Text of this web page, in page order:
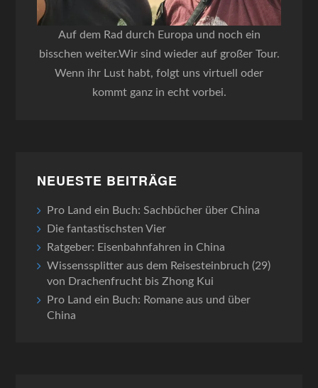
Auf dem Rad durch Europa und noch ein
bisschen weiter.Wir sind wieder auf großer Tour.
Wenn ihr Lust habt, folgt uns virtuell oder
kommt ganz in echt vorbei.
NEUESTE BEITRÄGE
Pro Land ein Buch: Sachbücher über China
Die fantastischsten Vier
Ratgeber: Eisenbahnfahren in China
Wissenssplitter aus dem Reisesteinbruch (29)
von Drachenfrucht bis Zhong Kui
Pro Land ein Buch: Romane aus und über
China